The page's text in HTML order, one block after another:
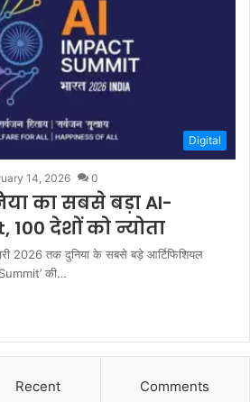
Digital
14, 2026 0
का सबसे बड़ा AI-
देशों को न्योता
2026 तक दुनिया के सबसे बड़े आर्टिफिशियल
की…
Recent Comments